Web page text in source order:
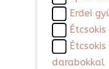
Erdei
Étcsokis
darabokkal